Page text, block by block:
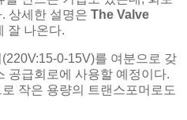
상세한 설명은 The Valve
잘 나온다.
0-15V)를 여분으로 갖
공급회로에 사용할 예정이다.
작은 용량의 트랜스포머로도